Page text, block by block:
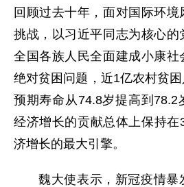
回顾过去十年，面对国际环
挑战，以习近平同志为核心的
全国各族人民全面建成小康社
绝对贫困问题，近1亿农村贫
预期寿命从74.8岁提高到78.2
经济增长的贡献总体上保持
济增长的最大引擎。
魏大使表示，新冠疫情暴